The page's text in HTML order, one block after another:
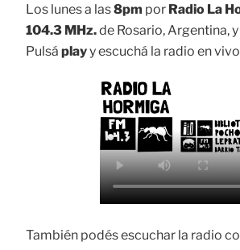
Los lunes a las8pm por Radio La
104.3 MHz.de Rosario, Argentina,
Pulsá playy escuchá la radio en
También podés escuchar la radio